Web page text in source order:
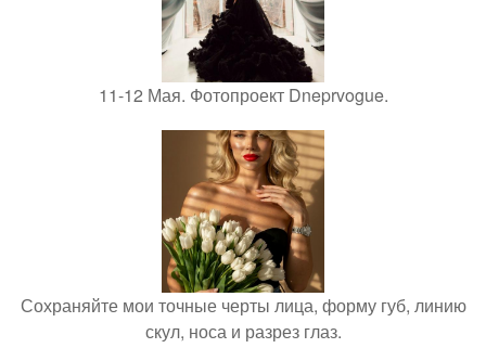
11-12 Мая. Фотопроект Dneprvogue.
Сохраняйте мои точные черты лица, форму губ, линию
скул, носа и разрез глаз.